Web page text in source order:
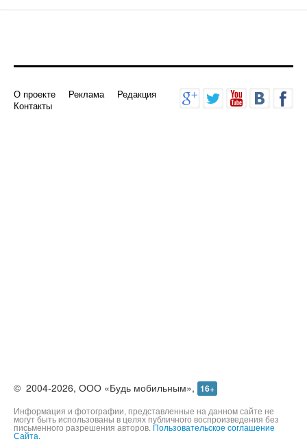
©2004-2026,ООО «Будь мобильным», 16+
Информация и фотографии, представленные на данном сайте не
могут быть использованы в целях публичного воспроизведения без